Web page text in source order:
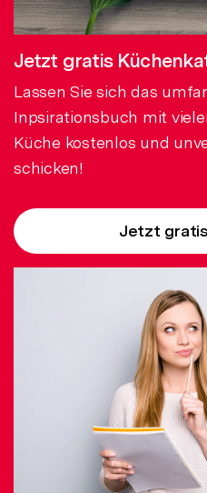
Jetzt gratis
Lassen Sie sich das
Inpsirationsbuch mit
Küche kostenlos und
schicken!
Jetzt